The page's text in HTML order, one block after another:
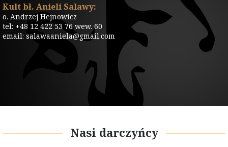
Kult bł. Anieli Salawy:
o. Andrzej Hejnowicz
tel: +48 12 422 53 76 wew. 60
email: salawaaniela@gmail.com
Nasi darczyńcy